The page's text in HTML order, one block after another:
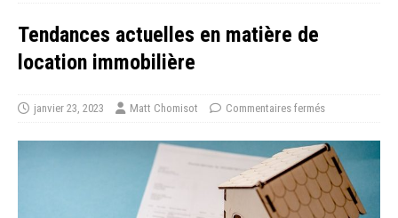
Tendances actuelles en matière de
location immobilière
janvier 23, 2023 Matt Chomisot Commentaires fermés